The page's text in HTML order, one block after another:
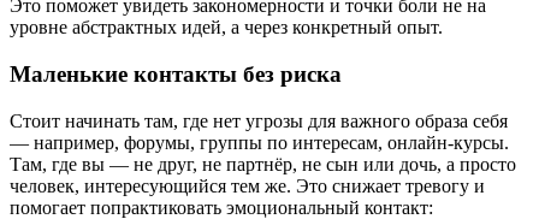
Это поможет увидеть закономерности и точки боли не на
уровне абстрактных идей, а через конкретный опыт.
Маленькие контакты без риска
Стоит начинать там, где нет угрозы для важного образа себя
— например, форумы, группы по интересам, онлайн-курсы.
Там, где вы — не друг, не партнёр, не сын или дочь, а просто
человек, интересующийся тем же. Это снижает тревогу и
помогает попрактиковать эмоциональный контакт: